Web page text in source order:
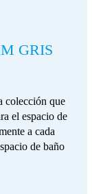
GRIS
colección que
el espacio de
a cada
de baño